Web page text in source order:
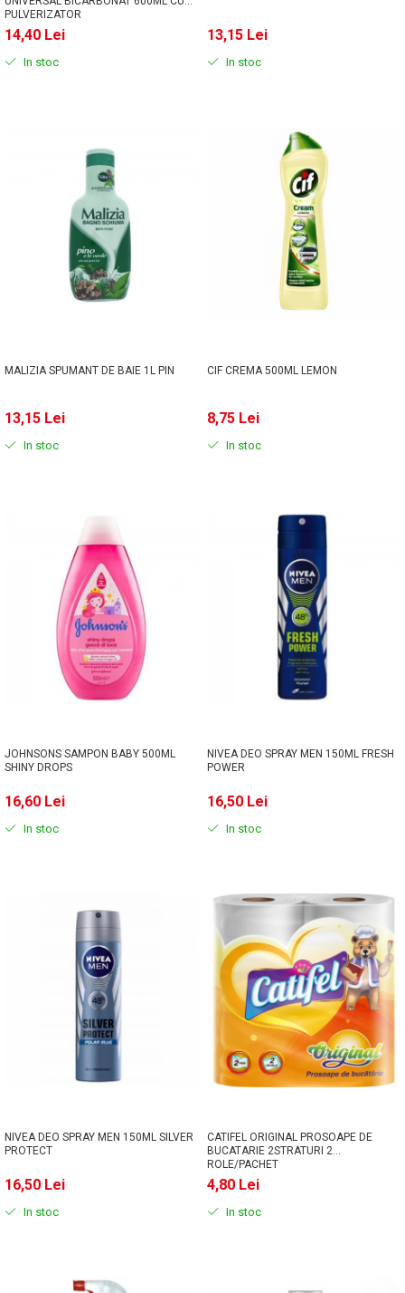
PULVERIZATOR
14,40 Lei
In stoc
13,15 Lei
In stoc
MALIZIA SPUMANT DE BAIE 1L PIN
13,15 Lei
In stoc
CIF CREMA 500ML LEMON
8,75 Lei
In stoc
JOHNSONS SAMPON BABY 500ML
SHINY DROPS
16,60 Lei
In stoc
NIVEA DEO SPRAY MEN 150ML FRESH
POWER
16,50 Lei
In stoc
NIVEA DEO SPRAY MEN 150ML SILVER
PROTECT
16,50 Lei
In stoc
CATIFEL ORIGINAL PROSOAPE DE
BUCATARIE 2STRATURI 2
ROLE/PACHET
4,80 Lei
In stoc